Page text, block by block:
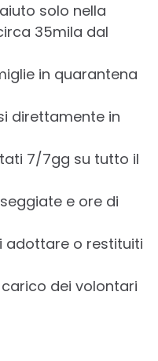
solo nella
35mila dal
in quarantena
direttamente in
7/7gg su tutto il
e ore di
adottare o restituiti
dei volontari